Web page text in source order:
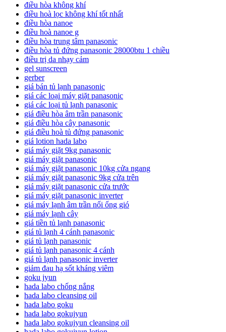
điều hòa không khí
điều hoà lọc không khí tốt nhất
điều hòa nanoe
điều hoà nanoe g
điều hòa trung tâm panasonic
điều hòa tủ đứng panasonic 28000btu 1 chiều
điều trị da nhạy cảm
gel sunscreen
gerber
giá bán tủ lạnh panasonic
giá các loại máy giặt panasonic
giá các loại tủ lạnh panasonic
giá điều hòa âm trần panasonic
giá điều hòa cây panasonic
giá điều hoà tủ đứng panasonic
giá lotion hada labo
giá máy giặt 9kg panasonic
giá máy giặt panasonic
giá máy giặt panasonic 10kg cửa ngang
giá máy giặt panasonic 9kg cửa trên
giá máy giặt panasonic cửa trước
giá máy giặt panasonic inverter
giá máy lạnh âm trần nối ống gió
giá máy lạnh cây
giá tiền tủ lạnh panasonic
giá tủ lạnh 4 cánh panasonic
giá tủ lạnh panasonic
giá tủ lạnh panasonic 4 cánh
giá tủ lạnh panasonic inverter
giảm đau hạ sốt kháng viêm
goku jyun
hada labo chống nắng
hada labo cleansing oil
hada labo goku
hada labo gokujyun
hada labo gokujyun cleansing oil